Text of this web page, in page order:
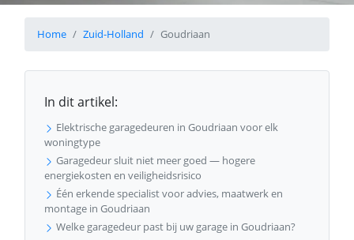
Home Zuid-Holland Goudriaan
In dit artikel:
Elektrische garagedeuren in Goudriaan voor elk
woningtype
Garagedeur sluit niet meer goed — hogere
energiekosten en veiligheidsrisico
Één erkende specialist voor advies, maatwerk en
montage in Goudriaan
Welke garagedeur past bij uw garage in Goudriaan?